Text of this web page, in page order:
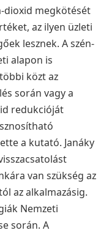
dioxid megkötését
az ilyen üzleti
lesznek. A szén-
alapon is
közt az
során vagy a
redukcióját
a kutató. Janáky
van szükség az
az alkalmazásig.
Nemzeti
során. A